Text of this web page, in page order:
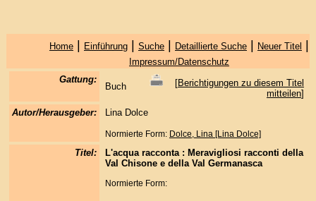
Home| Einführung| Suche| Detaillierte Suche| Neuer Titel |
Impressum/Datenschutz
Gattung:
Buch [Berichtigungen zu diesem Titel
mitteilen]
Autor/Herausgeber:
Lina Dolce
Normierte Form: Dolce, Lina [Lina Dolce]
Titel:
L'acqua racconta : Meravigliosi racconti della
Val Chisone e della Val Germanasca
Normierte Form: